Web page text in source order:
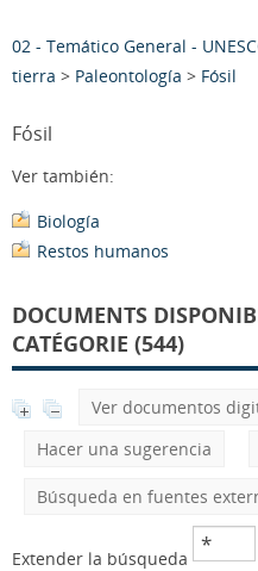
02 - Temático General -
tierra > Paleontología > Fósil
Fósil
Ver también:
Biología
Restos humanos
DOCUMENTS
CATÉGORIE (544)
Ver documentos
Hacer una sugerencia
Búsqueda en fuentes
Extender la búsqueda